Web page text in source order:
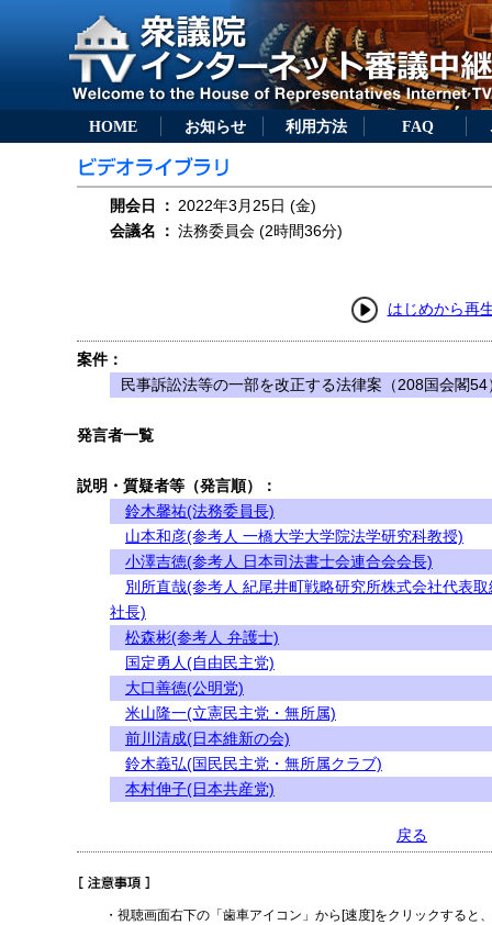
HOME お知らせ 利用方法 FAQ
開会日 ： 2022年3月25日 (金)
会議名
： 法務委員会 (2時間36分)
はじめから再
案件：
民事訴訟法等の一部を改正する法律案（208国会閣54
発言者一覧
説明・質疑者等（発言順）：
鈴木馨祐(法務委員長)
山本和彦(参考人 一橋大学大学院法学研究科教授)
小澤吉徳(参考人 日本司法書士会連合会会長)
別所直哉(参考人 紀尾井町戦略研究所株式会社代表取
社長)
松森彬(参考人 弁護士)
国定勇人(自由民主党)
大口善徳(公明党)
米山隆一(立憲民主党・無所属)
前川清成(日本維新の会)
鈴木義弘(国民民主党・無所属クラブ)
本村伸子(日本共産党)
戻る
・視聴画面右下の「歯車アイコン」から[速度]をクリックすると